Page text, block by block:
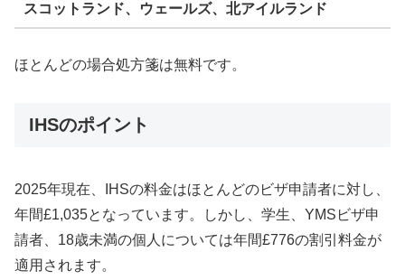
スコットランド、ウェールズ、北アイルランド
ほとんどの場合処方箋は無料です。
IHSのポイント
2025年現在、IHSの料金はほとんどのビザ申請者に対し、
年間£1,035となっています。しかし、学生、YMSビザ申
請者、18歳未満の個人については年間£776の割引料金が
適用されます。